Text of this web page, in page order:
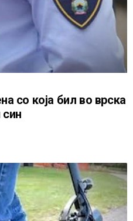
со која бил во врска
син